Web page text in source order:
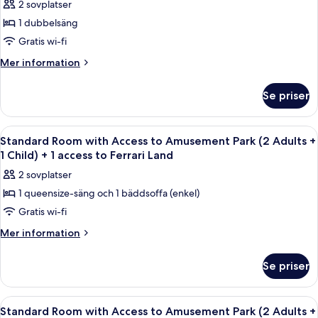
Land
ticket)
Aventura
tickets
Ferrari
Land
foton
för
Standard
Room
2 sovplatser
1 dubbelsäng
Gratis wi-fi
Mer information
Mer
Room
Se priser
Öppna
alla
foton
för
Standard
Room
with
Amusement
Park
(2
Värdeförvaringsskåp på rummet,
4
Standard Room with Access to Amusement Park (2 Adults +
1 Child) + 1 access to Ferrari Land
2 sovplatser
1 queensize-säng och 1 bäddsoffa (enkel)
Gratis wi-fi
Mer information
Mer
Room
with
Access
Se priser
Öppna
Värdeförvaringsskåp på rummet,
4
Standard Room with Access to Amusement Park (2 Adults +